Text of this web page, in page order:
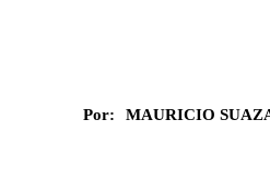
Por: MAURICIO